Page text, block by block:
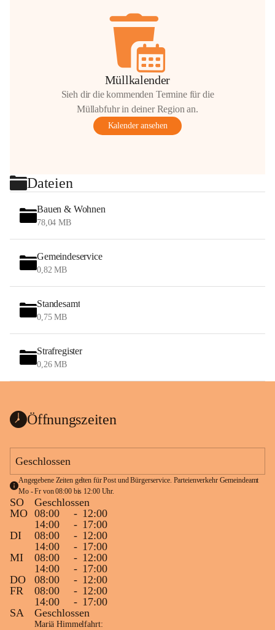
Müllkalender
Sieh dir die kommenden Termine für die
Müllabfuhr in deiner Region an.
Kalender ansehen
Dateien
Bauen & Wohnen
78,04 MB
Gemeindeservice
0,82 MB
Standesamt
0,75 MB
Strafregister
0,26 MB
Öffnungszeiten
Geschlossen
Angegebene Zeiten gelten für Post und Bürgerservice. Parteienverkehr Gemeindeamt
Mo - Fr von 08:00 bis 12:00 Uhr.
SO
Geschlossen
MO 08:00 - 12:00
14:00
- 17:00
DI
08:00 - 12:00
14:00
- 17:00
MI
08:00 - 12:00
14:00
- 17:00
DO
08:00 - 12:00
FR
08:00 - 12:00
14:00
- 17:00
SA
Geschlossen
Mariä Himmelfahrt: